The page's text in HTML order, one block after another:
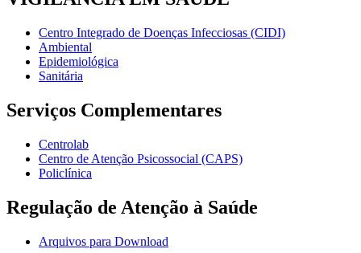
Centro Integrado de Doenças Infecciosas (CIDI)
Ambiental
Epidemiológica
Sanitária
Serviços Complementares
Centrolab
Centro de Atenção Psicossocial (CAPS)
Policlínica
Regulação de Atenção à Saúde
Arquivos para Download